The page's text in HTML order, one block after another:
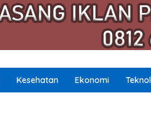
Kesehatan Ekonomi